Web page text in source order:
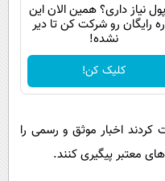
نیاز داری؟ همین الان این
رایگان رو شرکت کن تا دیر
نشده!
کلیک کن!
کردند اخبار موثق و رسمی را
معتبر پیگیری کنند.